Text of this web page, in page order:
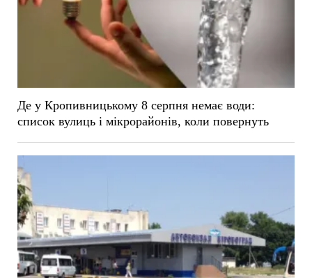
Де у Кропивницькому 8 серпня немає води:
список вулиць і мікрорайонів, коли повернуть